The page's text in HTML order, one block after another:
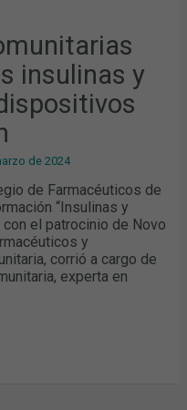
insulinas y
de 2024
de Farmacéuticos de
“Insulinas y
el patrocinio de Novo
y
corrió a cargo de
experta en